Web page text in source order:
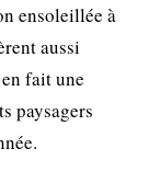
ensoleillée à
aussi
fait une
paysagers